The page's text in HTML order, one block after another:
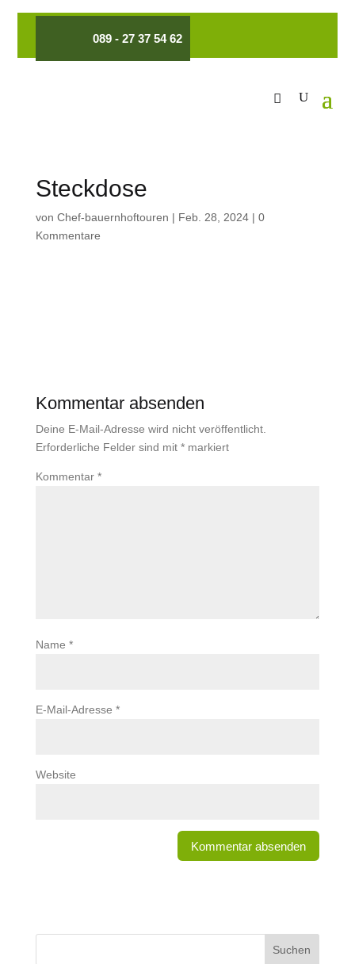
089 - 27 37 54 62
Steckdose
von Chef-bauernhoftouren | Feb. 28, 2024| 0
Kommentare
Kommentar absenden
Deine E-Mail-Adresse wird nicht veröffentlicht.
Erforderliche Felder sind mit *markiert
Kommentar *
Name *
E-Mail-Adresse *
Website